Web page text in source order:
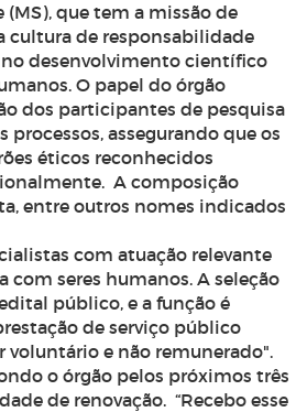
que tem a missão de
cultura de responsabilidade
desenvolvimento científico
O papel do órgão
dos participantes de pesquisa
processos, assegurando que os
éticos reconhecidos
A composição
entre outros nomes indicados
com atuação relevante
com seres humanos. A seleção
público, e a função é
de serviço público
voluntário e não remunerado".
o órgão pelos próximos três
de renovação. “Recebo esse